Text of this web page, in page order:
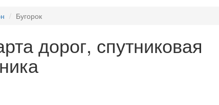
Бугорок
дорог, спутниковая